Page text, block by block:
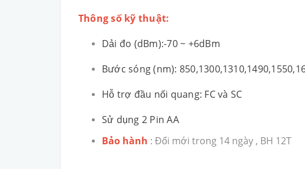
Thông số kỹ thuật:
Dải đo (dBm):-70 ~ +6dBm
Bước sóng (nm):
Hỗ trợ đầu nối quang: FC và SC
Sử dụng 2 Pin AA
Bảo hành : Đổi mới trong 14 ngày , BH 12T